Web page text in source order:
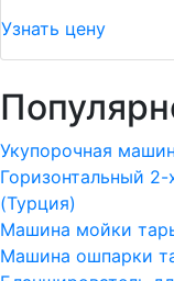
Узнать цену
Укупорочная
Горизонтальный
(Турция)
Машина мойки
Машина ошпарки